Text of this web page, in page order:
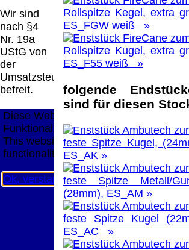
Wir sind
nach §4
Nr. 19a
UStG von
der
Umsatzsteuer
befreit.
Rollspitze Kegel, extra
ES_FGW weiß »
Rollspitze Kugel, extra
ES_F55 weiß »
folgende
sind für diesen
feste Spitze Kugel,
ES_AK »
feste Spitze Metall/
(28mm), ES_AM »
feste Spitze Kugel
ES_AC »
bereit. Die Plattform finden Sie unter
http://ec.europa.eu/consumers/odr/
Mailadresse lautet:
Seitenanfang Impressum AGB
Datenschutz Urheberrechte Kontakt
Katalog (PDF)
Sitemap
große Anzeige Schließen X
Diese Website nutzt Cookies, um
Funktionalität bieten zu können.
This website uses cookies to provide
functionality.
Ok, verstanden Mehr Infos